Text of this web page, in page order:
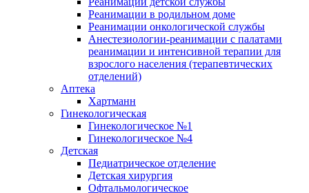
Реанимации в родильном доме
Реанимации онкологической службы
Анестезиологии-реанимации с палатами
реанимации и интенсивной терапии для
взрослого населения (терапевтических
отделений)
Аптека
Хартманн
Гинекологическая
Гинекологическое №1
Гинекологическое №4
Детская
Педиатрическое отделение
Детская хирургия
Офтальмологическое